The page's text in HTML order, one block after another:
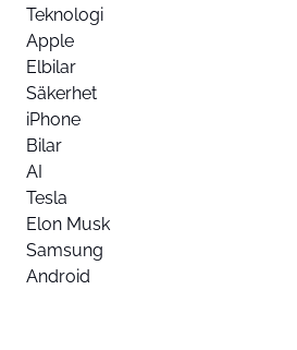
Teknologi
Apple
Elbilar
Säkerhet
iPhone
Bilar
AI
Tesla
Elon Musk
Samsung
Android